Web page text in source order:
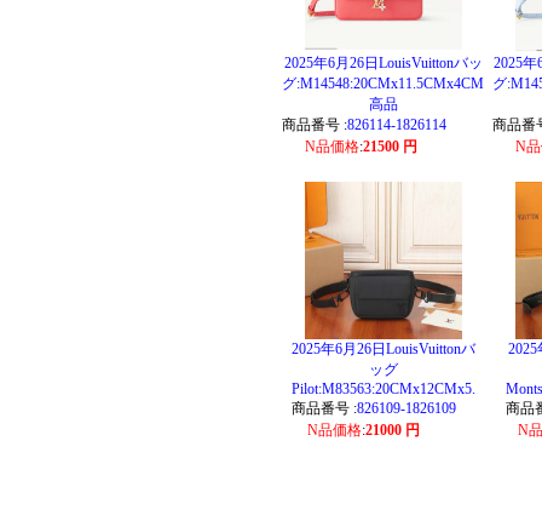
2025年6月26日LouisVuittonバッ
グ:M14548:20CMx11.5CMx4CM
高品
商品番号 :826114-1826114
N品価格:21500 円
2025年
グ
商品番
N
2025年6月26日LouisVuittonバ
ッグ
Pilot:M83563:20CMx12CMx5.
商品番号 :826109-1826109
N品価格:21000 円
商品
N